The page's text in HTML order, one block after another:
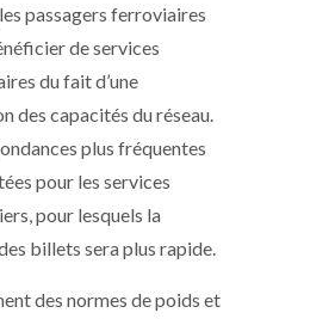
passagers ferroviaires
de services
du fait d’une
des capacités du réseau.
plus fréquentes
pour les services
pour lesquels la
billets sera plus rapide.
des normes de poids et